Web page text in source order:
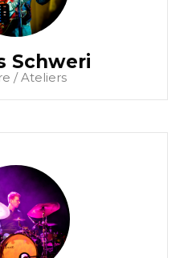
Schweri
/ Ateliers